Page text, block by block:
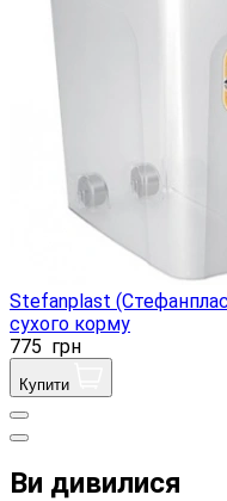
Stefanplast
сухого корму
775 грн
Купити
Ви дивилися